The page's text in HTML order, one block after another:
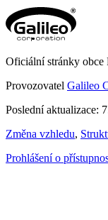
Oficiální stránky obce
Provozovatel Galileo
Poslední aktualizace:
Změna vzhledu,
Prohlášení o